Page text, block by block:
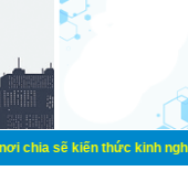
thức kinh nghiệm